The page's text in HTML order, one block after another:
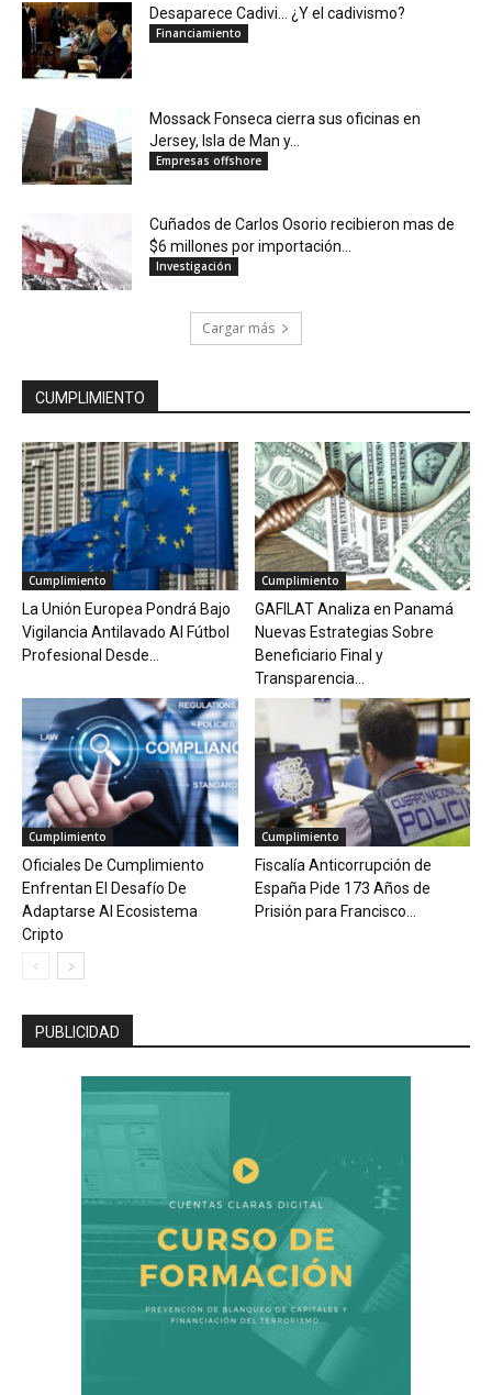
Desaparece Cadivi… ¿Y el cadivismo?
Financiamiento
Mossack Fonseca cierra sus oficinas en
Jersey, Isla de Man y...
Empresas offshore
Cuñados de Carlos Osorio recibieron mas de
$6 millones por importación...
Investigación
Cargar más
CUMPLIMIENTO
Cumplimiento
La Unión Europea Pondrá Bajo
Vigilancia Antilavado Al Fútbol
Profesional Desde...
Cumplimiento
GAFILAT Analiza en Panamá
Nuevas Estrategias Sobre
Beneficiario Final y
Transparencia...
Cumplimiento
Oficiales De Cumplimiento
Enfrentan El Desafío De
Adaptarse Al Ecosistema
Cripto
Cumplimiento
Fiscalía Anticorrupción de
España Pide 173 Años de
Prisión para Francisco...
PUBLICIDAD